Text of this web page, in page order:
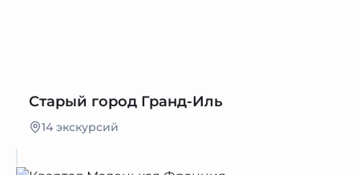
Старый город Гранд-Иль
14 экскурсий